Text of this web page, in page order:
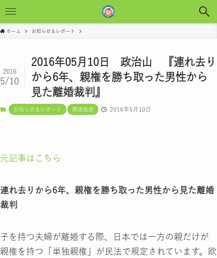
ホーム お知らせ＆レポート
2016年05月10日 政治山 『連れ去り
から6年、親権を勝ち取った男性から
見た離婚裁判』
2016
5/10
お知らせ＆レポート 関連報道 2016年5月10日
元記事はこちら
連れ去りから6年、親権を勝ち取った男性から見た離婚
裁判
子を持つ夫婦が離婚する際、日本では一方の親だけが
親権を持つ「単独親権」が民法で規定されています。欧